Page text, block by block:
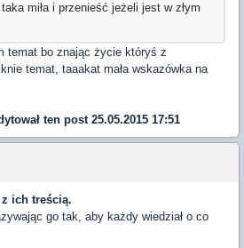
miła i przenieść jeżeli jest w złym
temat bo znając życie któryś z
temat, taaakat mała wskazówka na
ten post 25.05.2015 17:51
ich treścią.
go tak, aby każdy wiedział o co